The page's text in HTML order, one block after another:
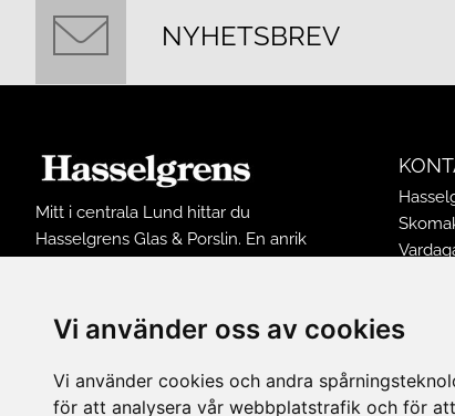
Vi använder oss av cookies
Vi använder cookies och andra
för att analysera vår webbplatstrafik och för
NYHETSBREV
Mitt i centrala Lund hittar du
Hasselgrens Glas & Porslin. En anrik
sortiment av inredningsprodukter och
husgeråd från många kända
varumärken.
E-post: